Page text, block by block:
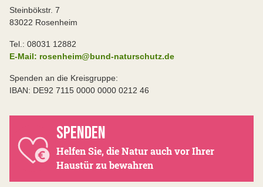
Steinbökstr. 7
83022 Rosenheim
Tel.: 08031 12882
E-Mail: rosenheim@bund-naturschutz.de
Spenden an die Kreisgruppe:
IBAN: DE92 7115 0000 0000 0212 46
SPENDEN
Helfen Sie, die Natur auch vor Ihrer
Haustür zu bewahren